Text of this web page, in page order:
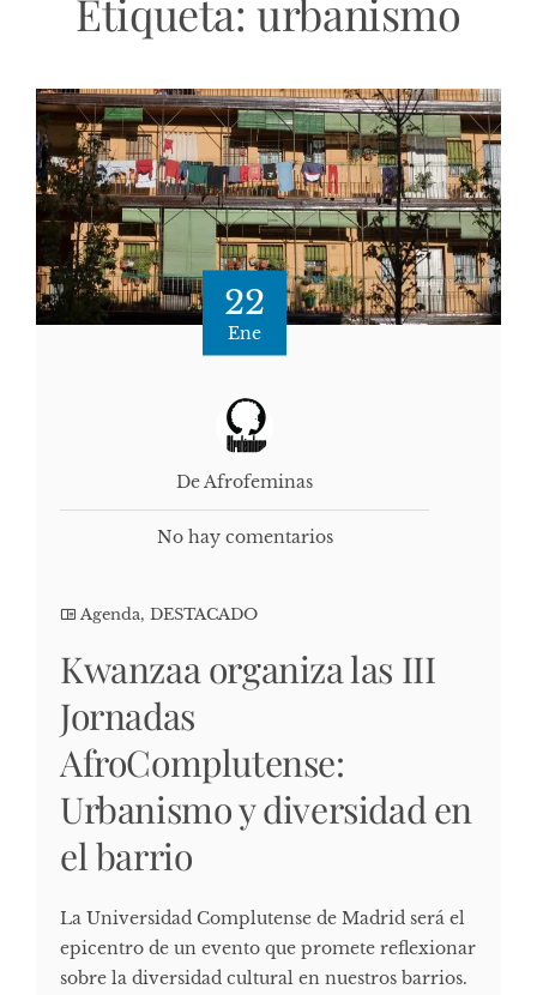
Etiqueta:urbanismo
22
Ene
De Afrofeminas
No hay comentarios
Agenda, DESTACADO
Kwanzaa organiza las III
Jornadas
AfroComplutense:
Urbanismo y diversidad en
el barrio
La Universidad Complutense de Madrid será el
epicentro de un evento que promete reflexionar
sobre la diversidad cultural en nuestros barrios.